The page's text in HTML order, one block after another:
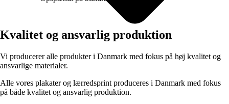
Kvalitet og ansvarlig produktion
Vi producerer alle produkter i Danmark med fokus på høj kvalitet og
ansvarlige materialer.
Alle vores plakater og lærredsprint produceres i Danmark med fokus
på både kvalitet og ansvarlig produktion.